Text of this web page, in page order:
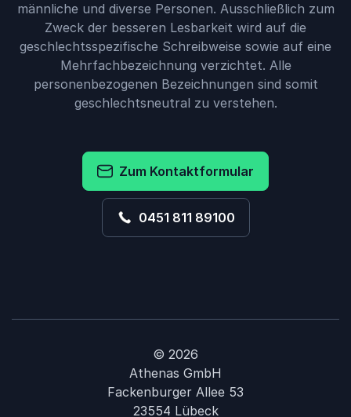
männliche und diverse Personen. Ausschließlich zum
Zweck der besseren Lesbarkeit wird auf die
geschlechtsspezifische Schreibweise sowie auf eine
Mehrfachbezeichnung verzichtet. Alle
personenbezogenen Bezeichnungen sind somit
geschlechtsneutral zu verstehen.
Zum Kontaktformular
0451 811 89100
© 2026
Athenas GmbH
Fackenburger Allee 53
23554 Lübeck